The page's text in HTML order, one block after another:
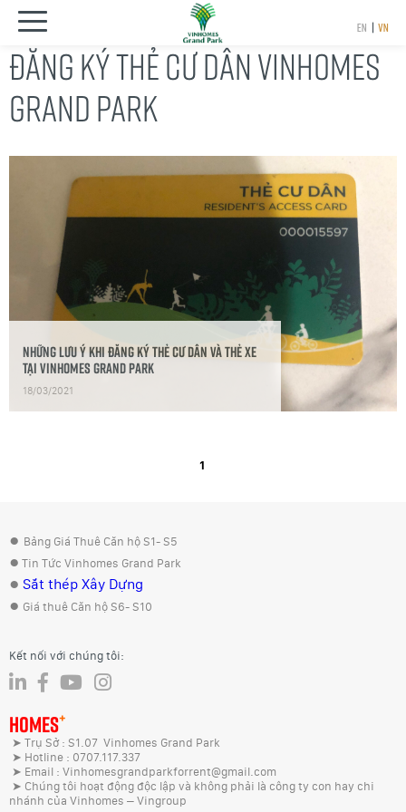
EN | VN
ĐĂNG KÝ THẺ CƯ DÂN VINHOMES
GRAND PARK
Những Lưu ý khi đăng ký thẻ cư dân và thẻ xe
tại Vinhomes Grand Park
18/03/2021
1
● Bảng Giá Thuê Căn hộ S1- S5
● Tin Tức Vinhomes Grand Park
● Sắt thép Xây Dựng
● Giá thuê Căn hộ S6- S10
Kết nối với chúng tôi:
HOMES+
➤ Trụ Sở : S1.07 Vinhomes Grand Park
➤ Hotline : 0707.117.337
➤ Email : Vinhomesgrandparkforrent@gmail.com
➤ Chúng tôi hoạt động độc lập và không phải là công ty con hay chi
nhánh của Vinhomes – Vingroup